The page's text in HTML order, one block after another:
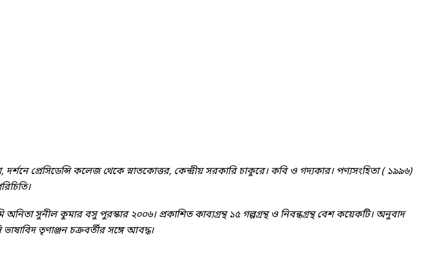
প্রেসিডেন্সি কলেজ থেকে স্নাতকোত্তর, কেন্দ্রীয় সরকারি চাকুরে। কবি ও গদ্যকার। পণ্যসংহিতা ( ১৯৯৬)
সুনীল কুমার বসু পুরস্কার ২০০৬। প্রকাশিত কাব্যগ্রন্থ ১৫ গল্পগ্রন্থ ও নিবন্ধগ্রন্থ বেশ কয়েকটি। অনুবাদ
তৃণাঞ্জন চক্রবর্তীর সঙ্গে আবদ্ধ।